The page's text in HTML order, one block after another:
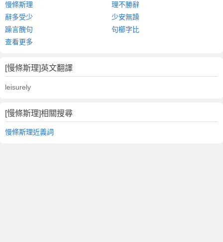
慢條斯理
理不勝辭
辭多受少
少安無躁
躁言醜句
句櫛字比
查看更多
[慢條斯理]英文翻譯
leisurely
[慢條斯理]相關搜尋
慢條斯理近義詞